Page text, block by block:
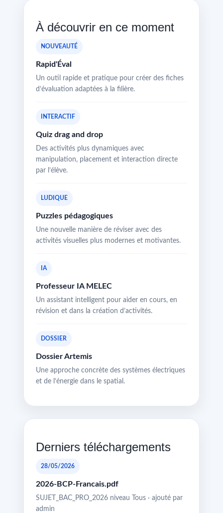
À découvrir en ce moment
NOUVEAUTÉ
Rapid'Éval
Un outil rapide et pratique pour créer des fiches
d’évaluation adaptées à la filière.
INTERACTIF
Quiz drag and drop
Des activités plus dynamiques avec
manipulation, placement et interaction directe
par l’élève.
LUDIQUE
Puzzles pédagogiques
Une nouvelle manière de réviser avec des
activités visuelles plus modernes et motivantes.
IA
Professeur IA MELEC
Un assistant intelligent pour aider en cours, en
révision et dans la création d’activités.
DOSSIER
Dossier Artemis
Une approche concrète des systèmes électriques
et de l’énergie dans le spatial.
Derniers téléchargements
28/05/2026
2026-BCP-Francais.pdf
SUJET_BAC_PRO_2026 niveau Tous · ajouté par
admin